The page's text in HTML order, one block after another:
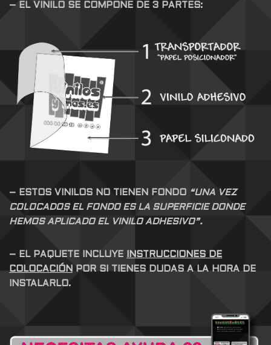
– EL VINILO SE COMPONE DE 3 PARTES:
– ESTOS VINILOS NO TIENEN FONDO “UNA VEZ
COLOCADOS EL FONDO ES LA SUPERFICIE DONDE
HEMOS APLICADO EL VINILO ADHESIVO”.
– EL PAQUETE INCLUYE
INSTRUCCIONES DE
COLOCACIÓN
POR SI TIENES DUDAS A LA HORA DE
INSTALARLO.